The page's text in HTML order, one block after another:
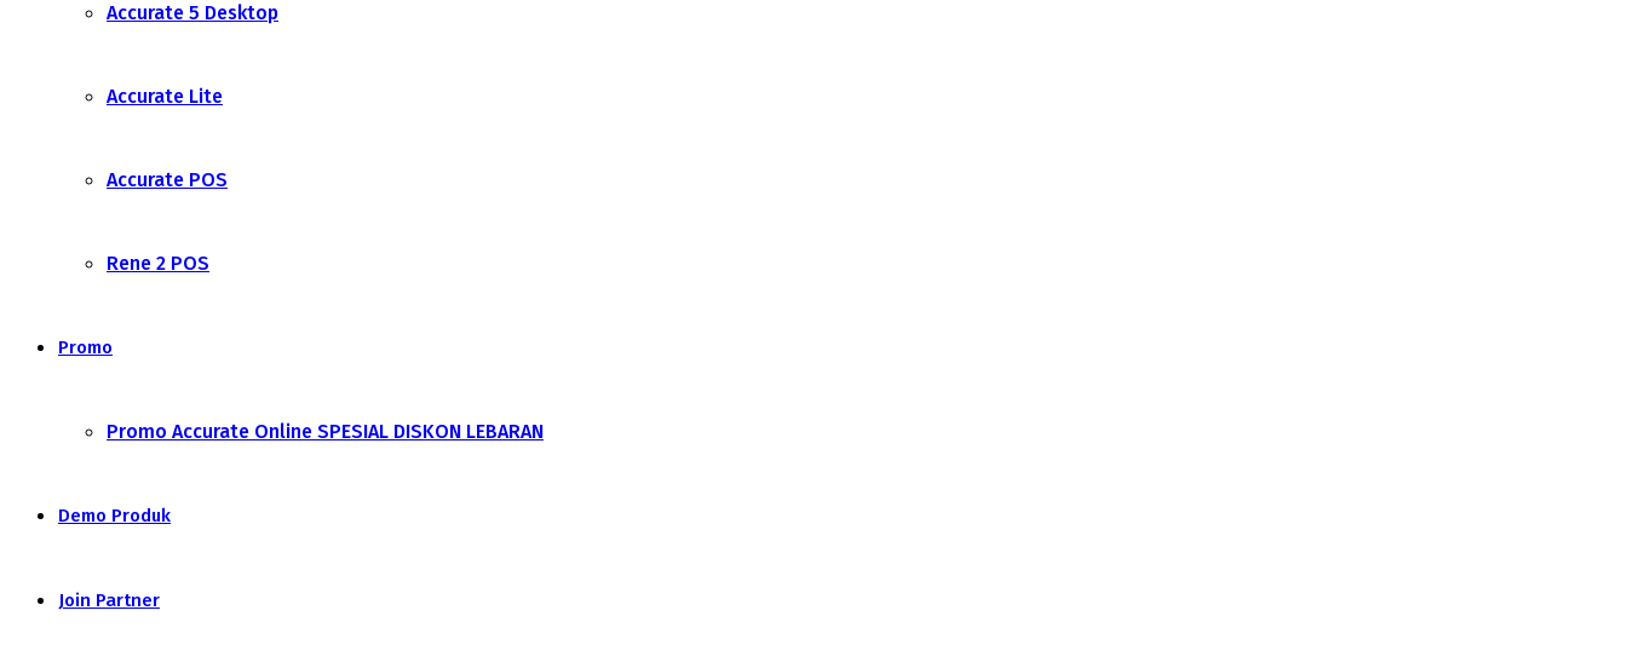
Accurate 5 Desktop
Accurate Lite
Accurate POS
Rene 2 POS
Promo
Promo Accurate Online SPESIAL DISKON LEBARAN
Demo Produk
Join Partner